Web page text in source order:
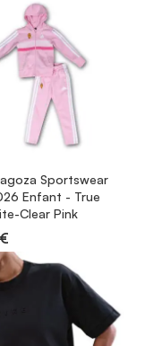
Sportswear
Enfant - True
Clear Pink